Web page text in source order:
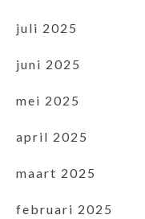
juli 2025
juni 2025
mei 2025
april 2025
maart 2025
februari 2025